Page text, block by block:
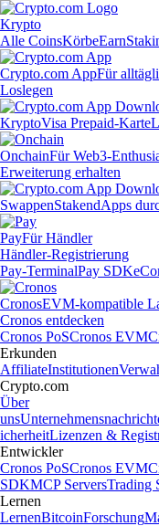
Krypto
Alle CoinsKörbeEarn
Crypto.com AppFür
Loslegen
KryptoVisa Prepaid-Karte
OnchainFür Web3-
Erweiterung erhalten
SwappenStakendApps
PayFür Händler
Händler-Registrierung
Pay-TerminalPay SDK
CronosEVM-kompatible
Cronos entdecken
Cronos PoSCronos EVM
Erkunden
AffiliateInstitutionen
Crypto.com
Über
uns
icherheitLizenzen &
Entwickler
Cronos PoSCronos EVM
SDKMCP ServersTrading
Lernen
LernenBitcoinForschung